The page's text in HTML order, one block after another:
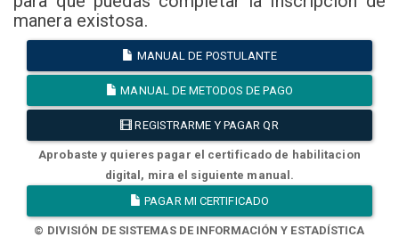
manera existosa.
MANUAL DE POSTULANTE
MANUAL DE METODOS DE PAGO
REGISTRARME Y PAGAR QR
Aprobaste y quieres pagar el certificado de habilitacion
digital, mira el siguiente manual.
PAGAR MI CERTIFICADO
© DIVISIÓN DE SISTEMAS DE INFORMACIÓN Y ESTADÍSTICA